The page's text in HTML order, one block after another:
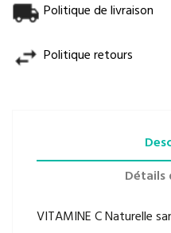
Politique de livraison
Politique retours
VITAMINE C Naturelle